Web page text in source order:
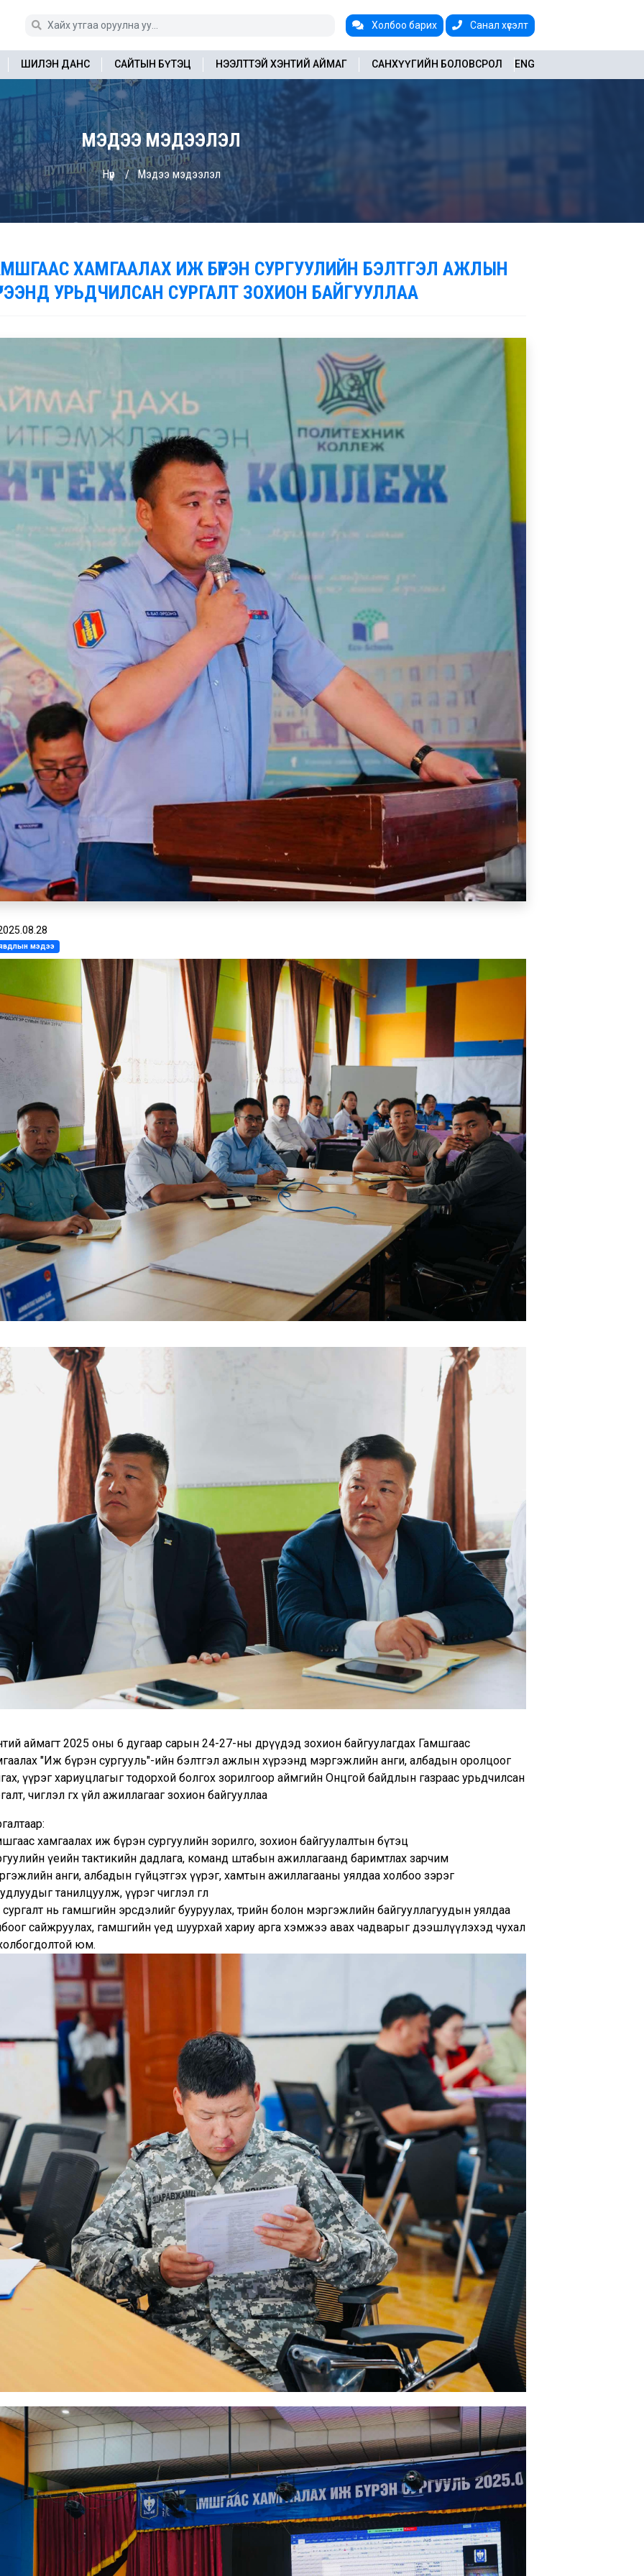
Холбоо барих Санал хүсэлт
ENG
ШИЛЭН ДАНС САЙТЫН БҮТЭЦ НЭЭЛТТЭЙ ХЭНТИЙ АЙМАГ САНХҮҮГИЙН БОЛОВСРОЛ
МЭДЭЭ МЭДЭЭЛЭЛ
Нүүр Мэдээ мэдээлэл
ХАМГААЛАХ ИЖ БҮРЭН СУРГУУЛИЙН БЭЛТГЭЛ АЖЛЫН
УРЬДЧИЛСАН СУРГАЛТ ЗОХИОН БАЙГУУЛЛАА
явдлын мэдээ
аймагт 2025 оны 6 дугаар сарын 24-27-ны өдрүүдэд зохион байгуулагдах Гамшгаас
"Иж бүрэн сургууль"-ийн бэлтгэл ажлын хүрээнд мэргэжлийн анги, албадын оролцоог
үүрэг хариуцлагыг тодорхой болгох зорилгоор аймгийн Онцгой байдлын газраас урьдчилсан
чиглэл өгөх үйл ажиллагааг зохион байгууллаа
хамгаалах иж бүрэн сургуулийн зорилго, зохион байгуулалтын бүтэц
үеийн тактикийн дадлага, команд штабын ажиллагаанд баримтлах зарчим
анги, албадын гүйцэтгэх үүрэг, хамтын ажиллагааны уялдаа холбоо зэрэг
танилцуулж, үүрэг чиглэл өглөө
сургалт нь гамшгийн эрсдэлийг бууруулах, төрийн болон мэргэжлийн байгууллагуудын уялдаа
сайжруулах, гамшгийн үед шуурхай хариу арга хэмжээ авах чадварыг дээшлүүлэхэд чухал
юм.